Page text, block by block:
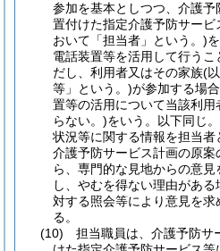
参加を基本としつつ、介護
置付けた指定介護予防サービ
おいて「担当者」という。)
電話装置等を活用して行う
だし、利用者又はその家族(
等」という。)が参加する場
置等の活用について当該利
らない。)をいう。以下同じ
状況等に関する情報を担当
介護予防サービス計画の原
ら、専門的な見地からの意見
し、やむを得ない理由があ
対する照会等により意見を
る。
(10)
担当職員は、介護予防サ